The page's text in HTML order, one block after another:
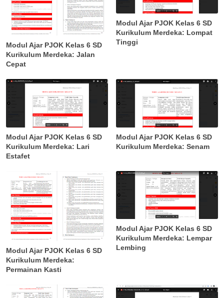
Modul Ajar PJOK Kelas 6 SD
Kurikulum Merdeka: Jalan
Cepat
Modul Ajar PJOK Kelas 6 SD
Kurikulum Merdeka: Lompat
Tinggi
Modul Ajar PJOK Kelas 6 SD
Kurikulum Merdeka: Lari
Estafet
Modul Ajar PJOK Kelas 6 SD
Kurikulum Merdeka: Senam
Modul Ajar PJOK Kelas 6 SD
Kurikulum Merdeka:
Permainan Kasti
Modul Ajar PJOK Kelas 6 SD
Kurikulum Merdeka: Lempar
Lembing